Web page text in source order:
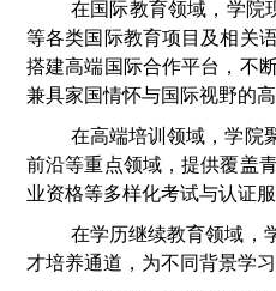
在国际教育领域，学院
等各类国际教育项目及相关
搭建高端国际合作平台，不
兼具家国情怀与国际视野的高
在高端培训领域，学院
前沿等重点领域，提供覆盖
业资格等多样化考试与认证服
在学历继续教育领域，
才培养通道，为不同背景学